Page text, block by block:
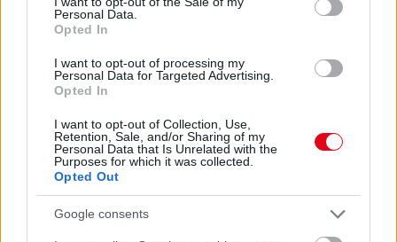
Personal Data.
Opted In
I want to opt-out of processing my
Personal Data for Targeted Advertising.
Opted In
I want to opt-out of Collection, Use,
Retention, Sale, and/or Sharing of my
Personal Data that Is Unrelated with the
Purposes for which it was collected.
Opted Out
Google consents
Ezért párásodik be állandóan az ablak – egyszerűbb a